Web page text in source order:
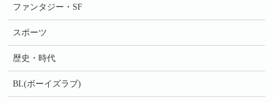
ファンタジー・SF
スポーツ
歴史・時代
BL(ボーイズラブ)